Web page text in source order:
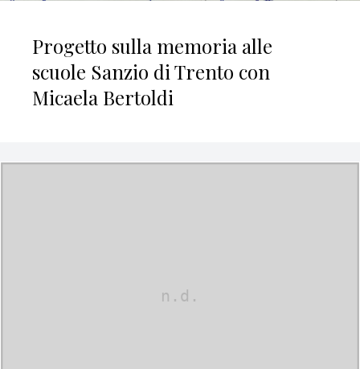
Progetto sulla memoria alle
scuole Sanzio di Trento con
Micaela Bertoldi